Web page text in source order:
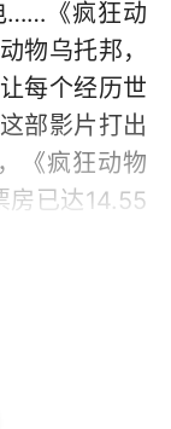
……《疯狂动
物乌托邦，
每个经历世
部影片打出
《疯狂动物
房已达14.55
徽章、抱枕
道具胡萝卜
种不同的警